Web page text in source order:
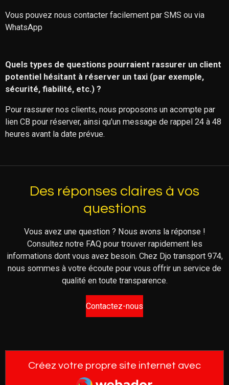
Vous pouvez nous contacter facilement par SMS ou via
WhatsApp
Quels types de questions pourraient rassurer un client
potentiel hésitant à réserver un taxi (par exemple,
sécurité, fiabilité, etc.) ?
Pour rassurer nos clients, nous proposons un acompte par
lien CB pour réserver, ainsi qu'un message de rappel 24 à 48
heures avant la date prévue.
Des réponses claires à vos
questions
Vous avez une question ? Nous avons la réponse !
Consultez notre FAQ pour trouver rapidement les
informations dont vous avez besoin. Chez Djo transport 974,
nous sommes à votre écoute pour vous offrir un service de
qualité en toute transparence.
Contactez-nous
Créez votre propre site internet avec
Webador